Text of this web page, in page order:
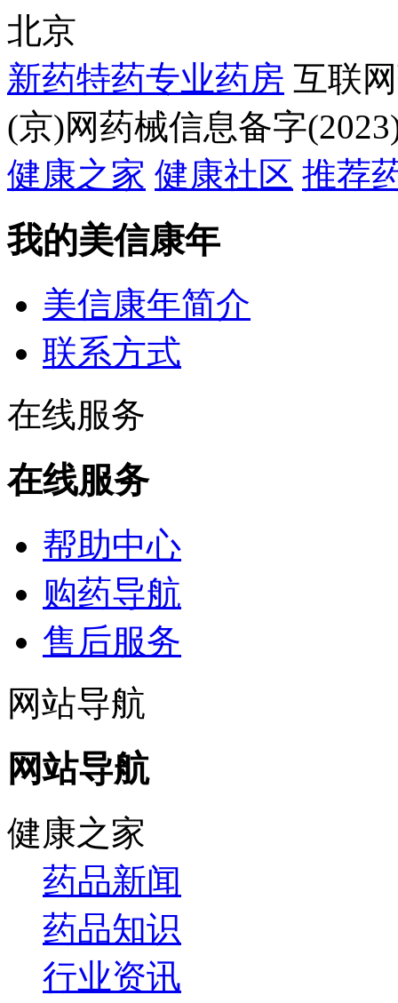
北京
新药特药专业药房 互联
(京)网药械信息备字
健康之家 健康社区 推荐
我的美信康年
美信康年简介
联系方式
在线服务
在线服务
帮助中心
购药导航
售后服务
网站导航
网站导航
健康之家
药品新闻
药品知识
行业资讯